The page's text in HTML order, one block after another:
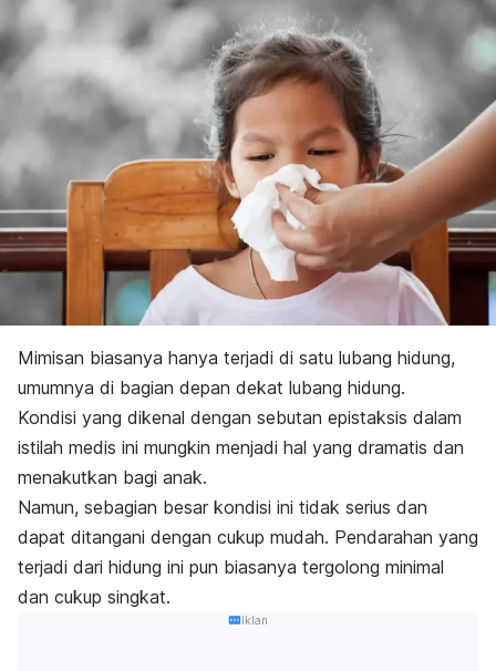
Mimisan biasanya hanya terjadi di satu lubang hidung,
umumnya di bagian depan dekat lubang hidung.
Kondisi yang dikenal dengan sebutan epistaksis dalam
istilah medis ini mungkin menjadi hal yang dramatis dan
menakutkan bagi anak.
Namun, sebagian besar kondisi ini tidak serius dan
dapat ditangani dengan cukup mudah. Pendarahan yang
terjadi dari hidung ini pun biasanya tergolong minimal
dan cukup singkat.
Iklan